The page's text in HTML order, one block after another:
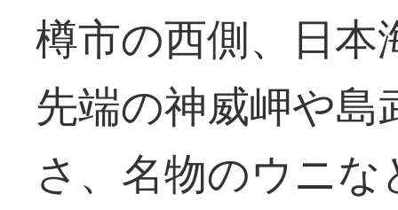
樽市の西側、日本
先端の神威岬や
さ、名物のウニ